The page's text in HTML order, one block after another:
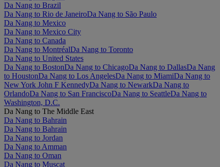
Da Nang to Brazil
Da Nang to Rio de JaneiroDa Nang to São Paulo
Da Nang to Mexico
Da Nang to Mexico City
Da Nang to Canada
Da Nang to MontréalDa Nang to Toronto
Da Nang to United States
Da Nang to BostonDa Nang to ChicagoDa Nang to DallasDa Nang
to HoustonDa Nang to Los AngelesDa Nang to MiamiDa Nang to
New York John F KennedyDa Nang to NewarkDa Nang to
OrlandoDa Nang to San FranciscoDa Nang to SeattleDa Nang to
Washington, D.C.
Da Nang to The Middle East
Da Nang to Bahrain
Da Nang to Bahrain
Da Nang to Jordan
Da Nang to Amman
Da Nang to Oman
Da Nang to Muscat